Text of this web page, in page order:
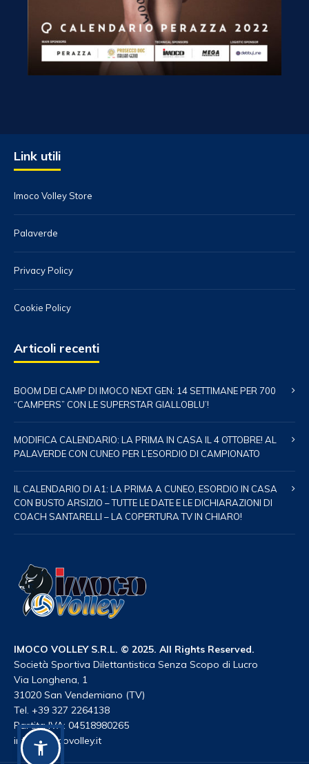
Link utili
Imoco Volley Store
Palaverde
Privacy Policy
Cookie Policy
Articoli recenti
BOOM DEI CAMP DI IMOCO NEXT GEN: 14 SETTIMANE PER 700
“CAMPERS” CON LE SUPERSTAR GIALLOBLU’!
MODIFICA CALENDARIO: LA PRIMA IN CASA IL 4 OTTOBRE! AL
PALAVERDE CON CUNEO PER L’ESORDIO DI CAMPIONATO
IL CALENDARIO DI A1: LA PRIMA A CUNEO, ESORDIO IN CASA
CON BUSTO ARSIZIO – TUTTE LE DATE E LE DICHIARAZIONI DI
COACH SANTARELLI – LA COPERTURA TV IN CHIARO!
IMOCO VOLLEY S.R.L. © 2025. All Rights Reserved.
Società Sportiva Dilettantistica Senza Scopo di Lucro
Via Longhena, 1
31020 San Vendemiano (TV)
Tel. +39 327 2264138
Partita IVA: 04518980265
info@imocovolley.it